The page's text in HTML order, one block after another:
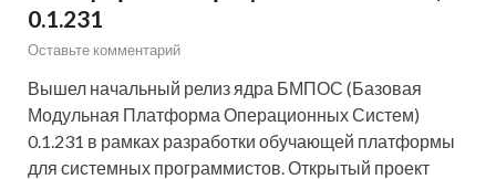
0.1.231
Оставьте комментарий
Вышел начальный релиз ядра БМПОС (Базовая
Модульная Платформа Операционных Систем)
0.1.231 в рамках разработки обучающей платформы
для системных программистов. Открытый проект